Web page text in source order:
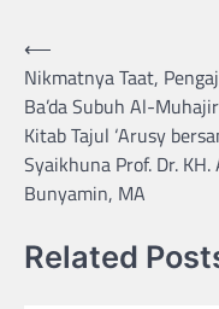
Navigasi
pos
⟵
Nikmatnya Taat,
Ba’da Subuh Al-
Kitab Tajul ‘Arusy
Syaikhuna Prof. Dr. KH.
Bunyamin, MA
Related